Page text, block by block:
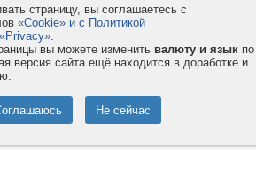
Правила и условия
Форумы
VMESTE.EU
страницу, вы соглашаетесь с
«Cookie» и с Политикой
.
вы можете изменить валюту и язык по
версия сайта ещё находится в доработке и